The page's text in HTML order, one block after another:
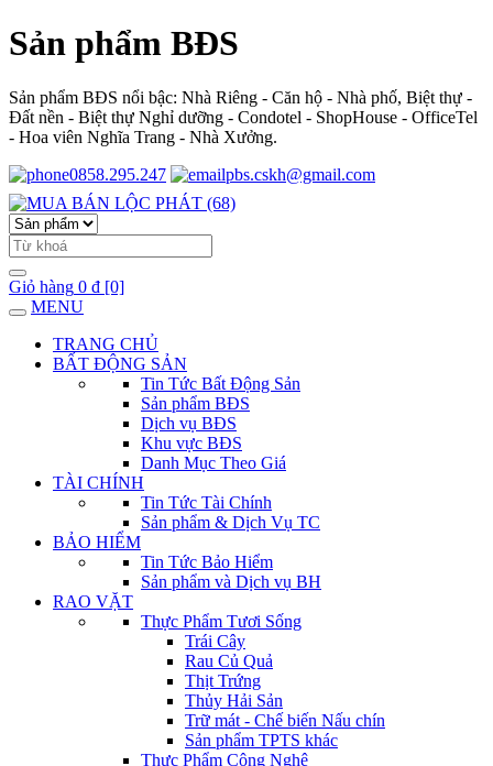
Sản phẩm BĐS
Sản phẩm BĐS nổi bậc: Nhà Riêng - Căn hộ - Nhà phố, Biệt thự -
Đất nền - Biệt thự Nghỉ dưỡng - Condotel - ShopHouse - OfficeTel
- Hoa viên Nghĩa Trang - Nhà Xưởng.
0858.295.247
pbs.cskh@gmail.com
Giỏ hàng 0 đ [0]
MENU
TRANG CHỦ
BẤT ĐỘNG SẢN
Tin Tức Bất Động Sản
Sản phẩm BĐS
Dịch vụ BĐS
Khu vực BĐS
Danh Mục Theo Giá
TÀI CHÍNH
Tin Tức Tài Chính
Sản phẩm & Dịch Vụ TC
BẢO HIỂM
Tin Tức Bảo Hiểm
Sản phẩm và Dịch vụ BH
RAO VẶT
Thực Phẩm Tươi Sống
Trái Cây
Rau Củ Quả
Thịt Trứng
Thủy Hải Sản
Trữ mát - Chế biến Nấu chín
Sản phẩm TPTS khác
Thực Phẩm Công Nghệ